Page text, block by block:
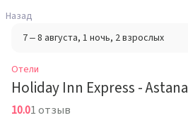
Назад
7 – 8 августа, 1 ночь, 2 взрослых
Отели
Holiday Inn Express - Astana
10.01 отзыв